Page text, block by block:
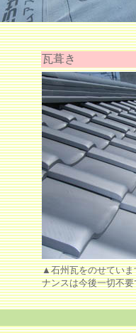
瓦葺き
▲石州瓦をのせていま
ナンスは今後一切不要